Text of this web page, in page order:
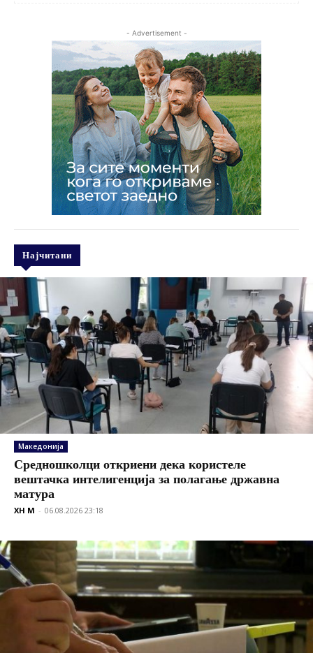
- Advertisement -
Најчитани
Македонија
Средношколци откриени дека користеле
вештачка интелигенција за полагање државна
матура
XH M - 06.08.2026 23:18